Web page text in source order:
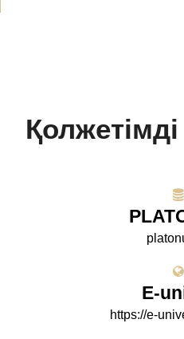
E-
https://e-